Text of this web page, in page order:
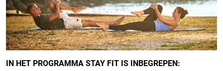
IN HET PROGRAMMA STAY FIT IS INBEGREPEN: